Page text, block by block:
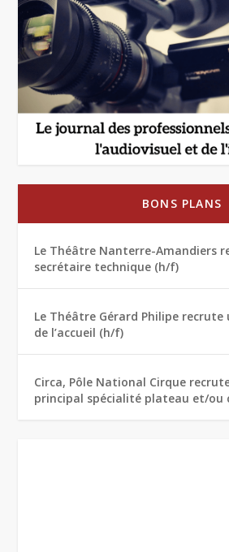
BONS PLANS
Le Théâtre Nanterre-Amandiers
secrétaire technique (h/f)
Le Théâtre Gérard Philipe recrute
de l’accueil (h/f)
Circa, Pôle National Cirque
principal spécialité plateau et/ou